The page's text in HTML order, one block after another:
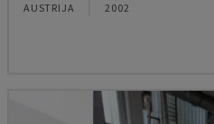
AUSTRIJA 2002